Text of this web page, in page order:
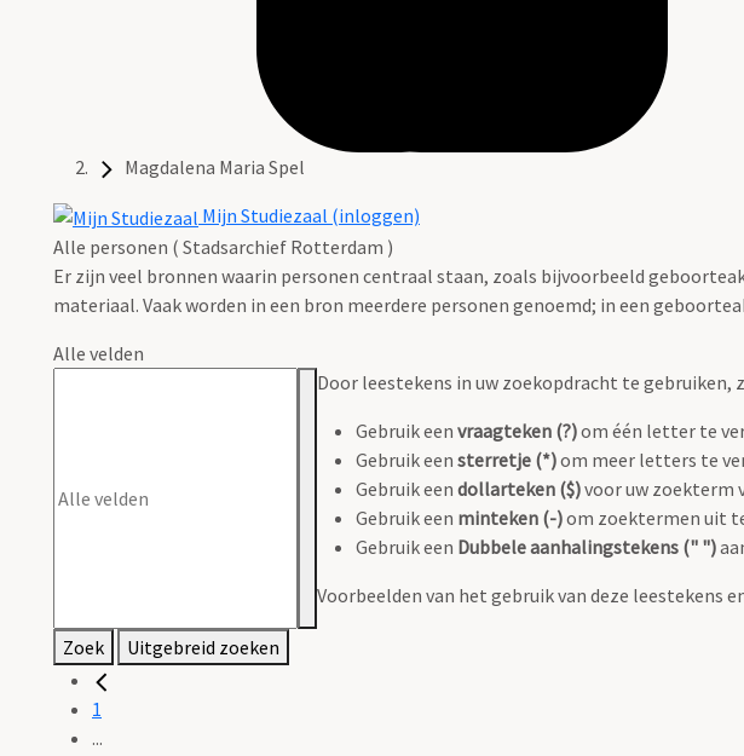
Magdalena Maria Spel
Mijn Studiezaal (inloggen)
Alle personen ( Stadsarchief Rotterdam )
Er zijn veel bronnen waarin personen centraal staan, zoals bijvoorbeeld
materiaal. Vaak worden in een bron meerdere personen genoemd; in een
Alle velden
Door leestekens in uw zoekopdracht te gebruiken,
Gebruik een vraagteken (?)om één letter te
Gebruik een sterretje (*)om meer letters te
Gebruik een dollarteken ($)voor uw zoekterm
Gebruik een minteken (-)om zoektermen uit
Gebruik een Dubbele aanhalingstekens (" ")
Voorbeelden van het gebruik van deze leestekens
Zoek Uitgebreid zoeken
1
...